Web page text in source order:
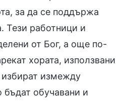
за да се поддържа
Тези работници и
от Бог, а още по-
хората, използвани
измежду
бъдат обучавани и